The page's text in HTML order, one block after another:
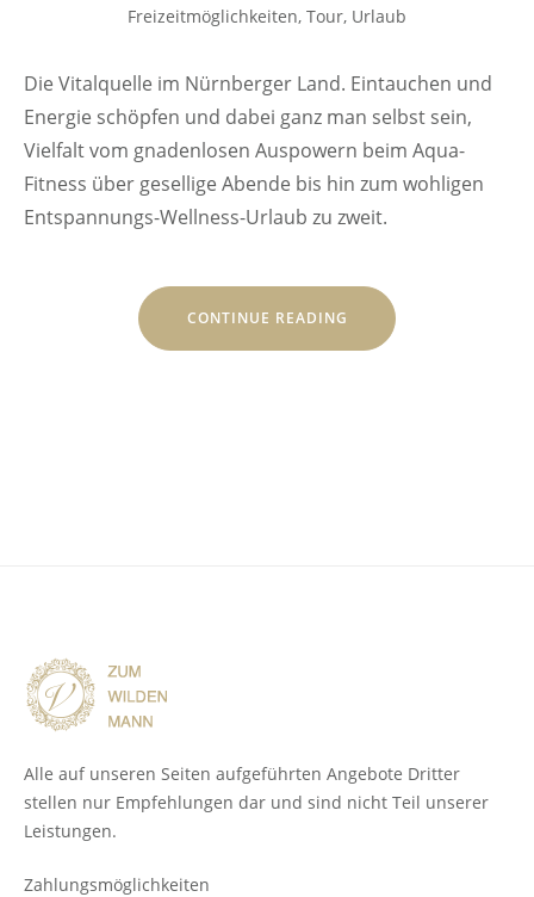
Freizeitmöglichkeiten, Tour, Urlaub
Die Vitalquelle im Nürnberger Land. Eintauchen und
Energie schöpfen und dabei ganz man selbst sein,
Vielfalt vom gnadenlosen Auspowern beim Aqua-
Fitness über gesellige Abende bis hin zum wohligen
Entspannungs-Wellness-Urlaub zu zweit.
CONTINUE READING „ENTSPANNEN
IN
Alle auf unseren Seiten aufgeführten Angebote Dritter
stellen nur Empfehlungen dar und sind nicht Teil unserer
Leistungen.
Zahlungsmöglichkeiten